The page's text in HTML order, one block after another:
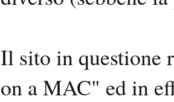
Il sito in questione
on a MAC" ed in